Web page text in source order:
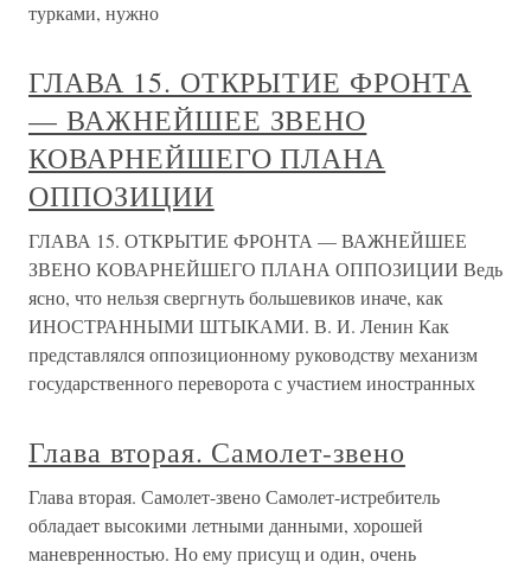
турками, нужно
ГЛАВА 15. ОТКРЫТИЕ ФРОНТА
— ВАЖНЕЙШЕЕ ЗВЕНО
КОВАРНЕЙШЕГО ПЛАНА
ОППОЗИЦИИ
ГЛАВА 15. ОТКРЫТИЕ ФРОНТА — ВАЖНЕЙШЕЕ
ЗВЕНО КОВАРНЕЙШЕГО ПЛАНА ОППОЗИЦИИ Ведь
ясно, что нельзя свергнуть большевиков иначе, как
ИНОСТРАННЫМИ ШТЫКАМИ. В. И. Ленин Как
представлялся оппозиционному руководству механизм
государственного переворота с участием иностранных
Глава вторая. Самолет-звено
Глава вторая. Самолет-звено Самолет-истребитель
обладает высокими летными данными, хорошей
маневренностью. Но ему присущ и один, очень